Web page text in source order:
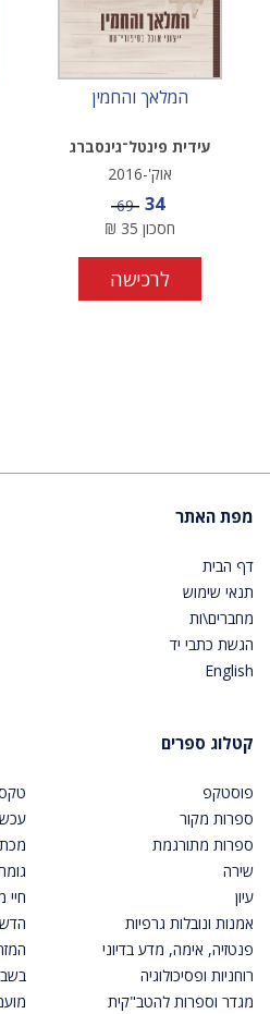
המלאך והחמין
עידית פינטל־גינסברג
אוק'-2016
מחיר מבצע
34 מחיר
69
חסכון 35
₪
לרכישה
מפת האתר
דף הבית
תנאי שימוש
מחברים\ות
הגשת כתבי יד
English
קטלוג ספרים
פוסטקפ
ספרות מקור
ספרות מתורגמת
שירה
עיון
אמנות ונובלות גרפיות
פנטזיה, אימה, מדע בדיוני
רוחניות ופסיכולוגיה
מגדר וספרות להטב"קית
חיי